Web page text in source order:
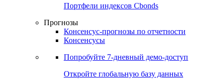
Soft Commodities
Виджет:
Портфели индексов Cbonds
Прогнозы
Консенсусы